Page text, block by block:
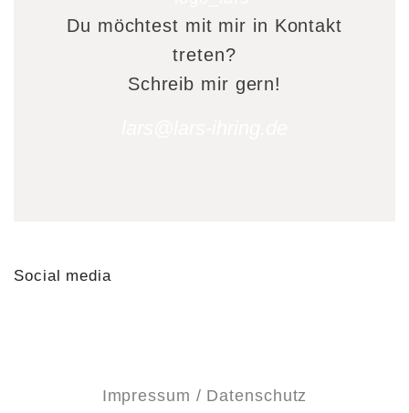
Du möchtest mit mir in Kontakt
treten?
Schreib mir gern!
Social media
Impressum / Datenschutz